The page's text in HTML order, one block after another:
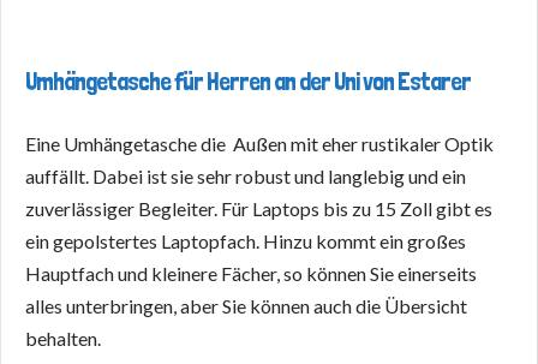
Umhängetasche für Herren an der Uni von Estarer
Eine Umhängetasche die Außen mit eher rustikaler Optik
auffällt. Dabei ist sie sehr robust und langlebig und ein
zuverlässiger Begleiter. Für Laptops bis zu 15 Zoll gibt es
ein gepolstertes Laptopfach. Hinzu kommt ein großes
Hauptfach und kleinere Fächer, so können Sie einerseits
alles unterbringen, aber Sie können auch die Übersicht
behalten.